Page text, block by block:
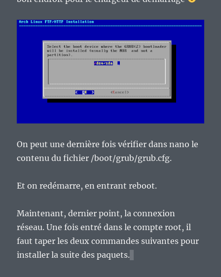
On peut une dernière fois vérifier dans nano le
contenu du fichier /boot/grub/grub.cfg.
Et on redémarre, en entrant reboot.
Maintenant, dernier point, la connexion
réseau. Une fois entré dans le compte root, il
faut taper les deux commandes suivantes pour
installer la suite des paquets.